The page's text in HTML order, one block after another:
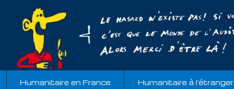
Humanitaire en France Humanitaire à l’étranger